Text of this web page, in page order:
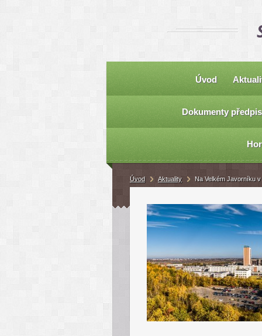
Úvod
Dokumenty
Úvod Aktuality Na Velkém Javorníku